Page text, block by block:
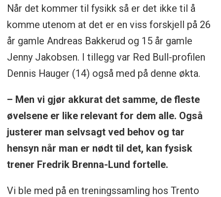
Når det kommer til fysikk så er det ikke til å
komme utenom at det er en viss forskjell på 26
år gamle Andreas Bakkerud og 15 år gamle
Jenny Jakobsen. I tillegg var Red Bull-profilen
Dennis Hauger (14) også med på denne økta.
– Men vi gjør akkurat det samme, de fleste
øvelsene er like relevant for dem alle. Også
justerer man selvsagt ved behov og tar
hensyn når man er nødt til det, kan fysisk
trener Fredrik Brenna-Lund fortelle.
Vi ble med på en treningssamling hos Trento